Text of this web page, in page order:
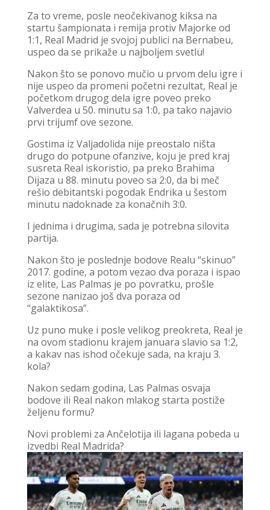
Za to vreme, posle neočekivanog kiksa na
startu šampionata i remija protiv Majorke od
1:1, Real Madrid je svojoj publici na Bernabeu,
uspeo da se prikaže u najboljem svetlu!
Nakon što se ponovo mučio u prvom delu igre i
nije uspeo da promeni početni rezultat, Real je
početkom drugog dela igre poveo preko
Valverdea u 50. minutu sa 1:0, pa tako najavio
prvi trijumf ove sezone.
Gostima iz Valjadolida nije preostalo ništa
drugo do potpune ofanzive, koju je pred kraj
susreta Real iskoristio, pa preko Brahima
Dijaza u 88. minutu poveo sa 2:0, da bi meč
rešio debitantski pogodak Endrika u šestom
minutu nadoknade za konačnih 3:0.
I jednima i drugima, sada je potrebna silovita
partija.
Nakon što je poslednje bodove Realu “skinuo”
2017. godine, a potom vezao dva poraza i ispao
iz elite, Las Palmas je po povratku, prošle
sezone nanizao još dva poraza od
“galaktikosa”.
Uz puno muke i posle velikog preokreta, Real je
na ovom stadionu krajem januara slavio sa 1:2,
a kakav nas ishod očekuje sada, na kraju 3.
kola?
Nakon sedam godina, Las Palmas osvaja
bodove ili Real nakon mlakog starta postiže
željenu formu?
Novi problemi za Ančelotija ili lagana pobeda u
izvedbi Real Madrida?